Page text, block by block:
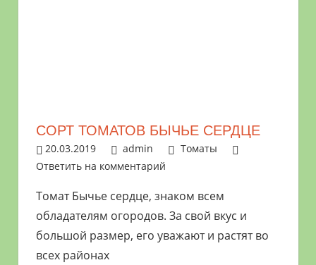
СОРТ ТОМАТОВ БЫЧЬЕ СЕРДЦЕ
20.03.2019 admin
Томаты
Ответить на комментарий
Томат Бычье сердце, знаком всем
обладателям огородов. За свой вкус и
большой размер, его уважают и растят во
всех районах